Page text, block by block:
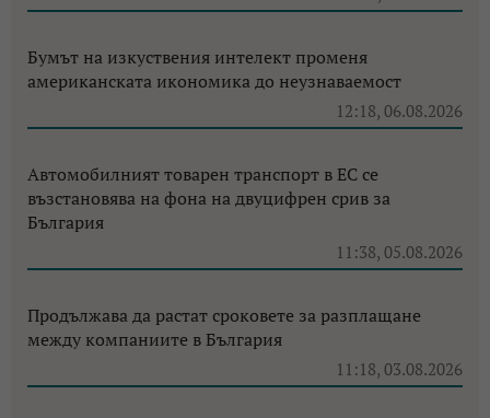
Бумът на изкуствения интелект променя
американската икономика до неузнаваемост
12:18, 06.08.2026
Автомобилният товарен транспорт в ЕС се
възстановява на фона на двуцифрен срив за
България
11:38, 05.08.2026
Продължава да растат сроковете за разплащане
между компаниите в България
11:18, 03.08.2026